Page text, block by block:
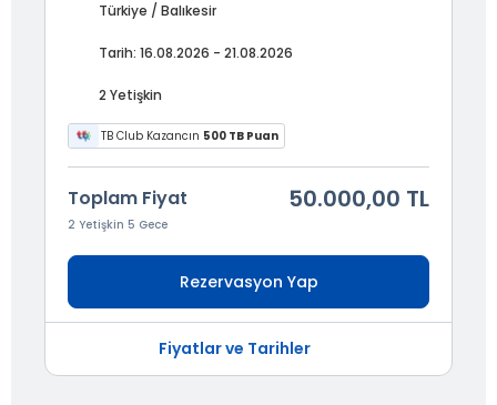
Türkiye / Balıkesir
Tarih: 16.08.2026 - 21.08.2026
2 Yetişkin
TB Club Kazancın 500 TB Puan
Toplam Fiyat
2 Yetişkin 5 Gece
50.000,00 TL
Rezervasyon Yap
Fiyatlar ve Tarihler